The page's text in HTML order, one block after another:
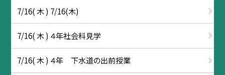
7/16( 木 ) 7/16(木)
7/16( 木 ) ４年社会科見学
7/16( 木 ) ４年 下水道の出前授業